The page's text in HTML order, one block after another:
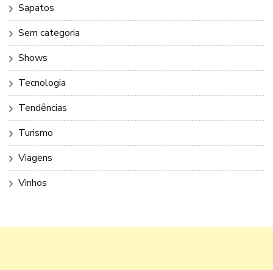
Sapatos
Sem categoria
Shows
Tecnologia
Tendências
Turismo
Viagens
Vinhos